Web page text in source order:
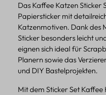
Das Kaffee Katzen Sticker
Papiersticker mit
Katzenmotiven. Dank des
Sticker besonders leicht
eignen sich ideal für
Planern sowie das
und DIY Bastelprojekten.
Mit dem Sticker Set